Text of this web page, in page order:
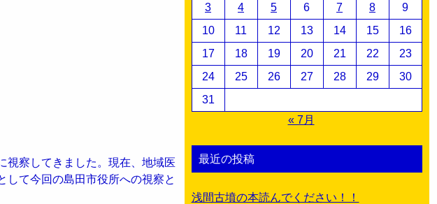
視察してきました。現在、地域医
して今回の島田市役所への視察と
3
4 5 6 7 8
9
10
11 12 13 14 15
16
17
18 19 20 21 22
23
24
25 26 27 28 29
30
31
« 7月
最近の投稿
浅間古墳の本読んでください！！